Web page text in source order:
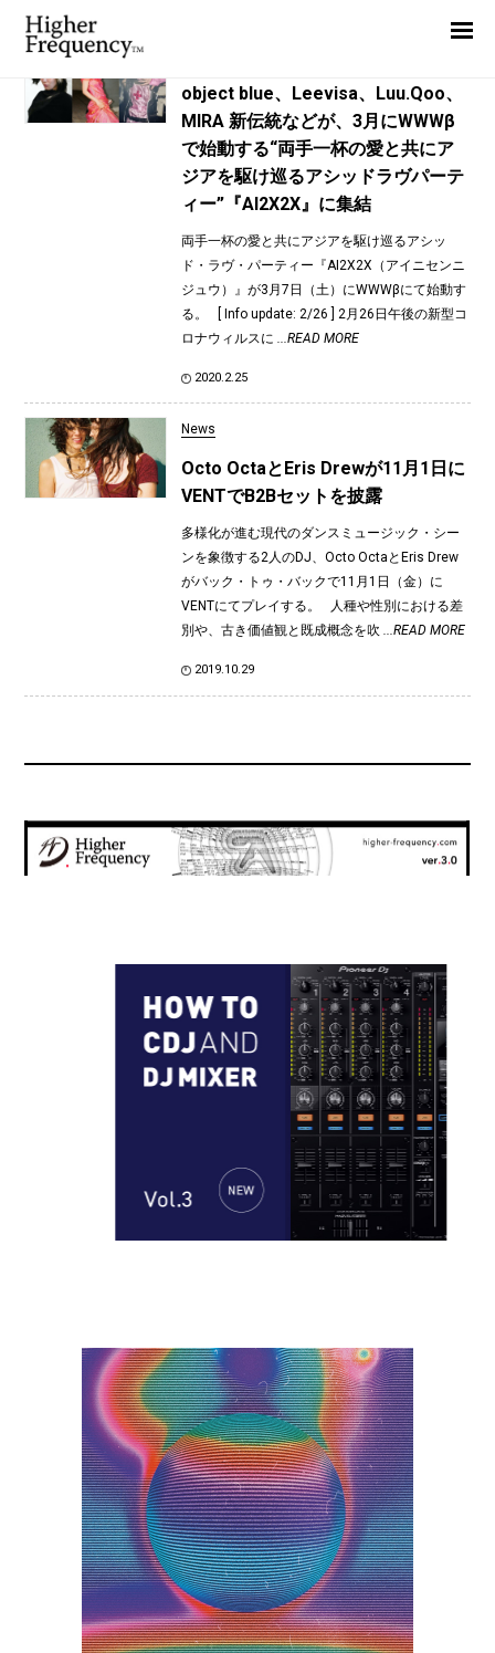
TAG: 坂田律子
object blue、Leevisa、Luu.Qoo、
MIRA 新伝統などが、3月にWWWβ
で始動する“両手一杯の愛と共にア
ジアを駆け巡るアシッドラヴパーテ
ィー”『AI2X2X』に集結
両手一杯の愛と共にアジアを駆け巡るアシッ
ド・ラヴ・パーティー『AI2X2X（アイニセンニ
ジュウ）』が3月7日（土）にWWWβにて始動す
る。 [ Info update: 2/26 ] 2月26日午後の新型コ
ロナウィルスに ...READ MORE
2020.2.25
News
Octo OctaとEris Drewが11月1日に
VENTでB2Bセットを披露
多様化が進む現代のダンスミュージック・シー
ンを象徴する2人のDJ、Octo OctaとEris Drew
がバック・トゥ・バックで11月1日（金）に
VENTにてプレイする。 人種や性別における差
別や、古き価値観と既成概念を吹 ...READ MORE
2019.10.29
News
Interview
Highlight
Report